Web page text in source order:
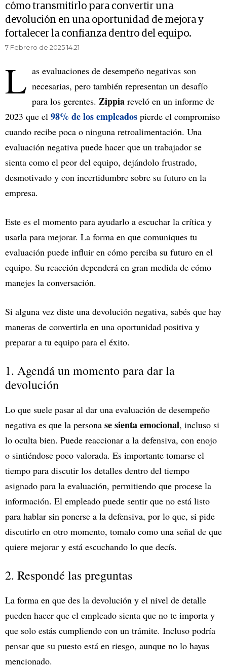
cómo transmitirlo para convertir una
devolución en una oportunidad de mejora y
fortalecer la confianza dentro del equipo.
7 Febrero de 2025 14.21
L as evaluaciones de desempeño negativas son
necesarias, pero también representan un desafío
para los gerentes. Zippia reveló en un informe de
2023 que el 98% de los empleados pierde el compromiso
cuando recibe poca o ninguna retroalimentación. Una
evaluación negativa puede hacer que un trabajador se
sienta como el peor del equipo, dejándolo frustrado,
desmotivado y con incertidumbre sobre su futuro en la
empresa.
Este es el momento para ayudarlo a escuchar la crítica y
usarla para mejorar. La forma en que comuniques tu
evaluación puede influir en cómo perciba su futuro en el
equipo. Su reacción dependerá en gran medida de cómo
manejes la conversación.
Si alguna vez diste una devolución negativa, sabés que hay
maneras de convertirla en una oportunidad positiva y
preparar a tu equipo para el éxito.
1. Agendá un momento para dar la
devolución
Lo que suele pasar al dar una evaluación de desempeño
negativa es que la persona se sienta emocional, incluso si
lo oculta bien. Puede reaccionar a la defensiva, con enojo
o sintiéndose poco valorada. Es importante tomarse el
tiempo para discutir los detalles dentro del tiempo
asignado para la evaluación, permitiendo que procese la
información. El empleado puede sentir que no está listo
para hablar sin ponerse a la defensiva, por lo que, si pide
discutirlo en otro momento, tomalo como una señal de que
quiere mejorar y está escuchando lo que decís.
2. Respondé las preguntas
La forma en que des la devolución y el nivel de detalle
pueden hacer que el empleado sienta que no te importa y
que solo estás cumpliendo con un trámite. Incluso podría
pensar que su puesto está en riesgo, aunque no lo hayas
mencionado.